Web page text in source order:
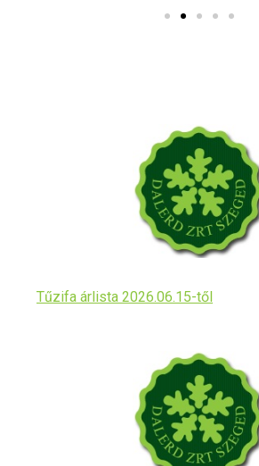
Tűzifa árlista 2026.06.15-től